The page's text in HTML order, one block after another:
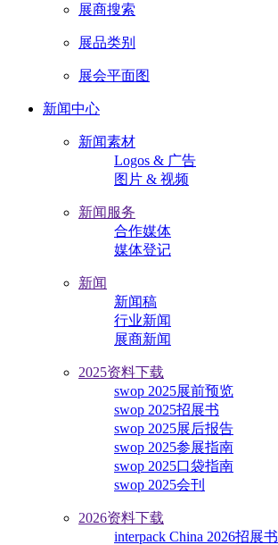
展商搜索
展品类别
展会平面图
新闻中心
新闻素材
Logos & 广告
图片 & 视频
新闻服务
合作媒体
媒体登记
新闻
新闻稿
行业新闻
展商新闻
2025资料下载
swop 2025展前预览
swop 2025招展书
swop 2025展后报告
swop 2025参展指南
swop 2025口袋指南
swop 2025会刊
2026资料下载
interpack China 2026招展书